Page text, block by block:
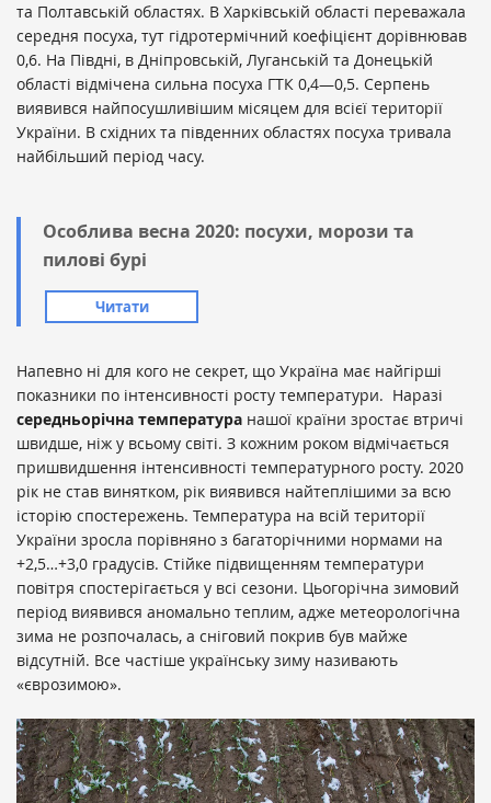
та Полтавській областях. В Харківській області переважала
середня посуха, тут гідротермічний коефіцієнт дорівнював
0,6. На Півдні, в Дніпровській, Луганській та Донецькій
області відмічена сильна посуха ГТК 0,4—0,5. Серпень
виявився найпосушливішим місяцем для всієї території
України. В східних та південних областях посуха тривала
найбільший період часу.
Особлива весна 2020: посухи, морози та
пилові бурі
Читати
Напевно ні для кого не секрет, що Україна має найгірші
показники по інтенсивності росту температури. Наразі
середньорічна температура нашої країни зростає втричі
швидше, ніж у всьому світі. З кожним роком відмічається
пришвидшення інтенсивності температурного росту. 2020
рік не став винятком, рік виявився найтеплішими за всю
історію спостережень. Температура на всій території
України зросла порівняно з багаторічними нормами на
+2,5…+3,0 градусів. Стійке підвищенням температури
повітря спостерігається у всі сезони. Цьогорічна зимовий
період виявився аномально теплим, адже метеорологічна
зима не розпочалась, а сніговий покрив був майже
відсутній. Все частіше українську зиму називають
«єврозимою».